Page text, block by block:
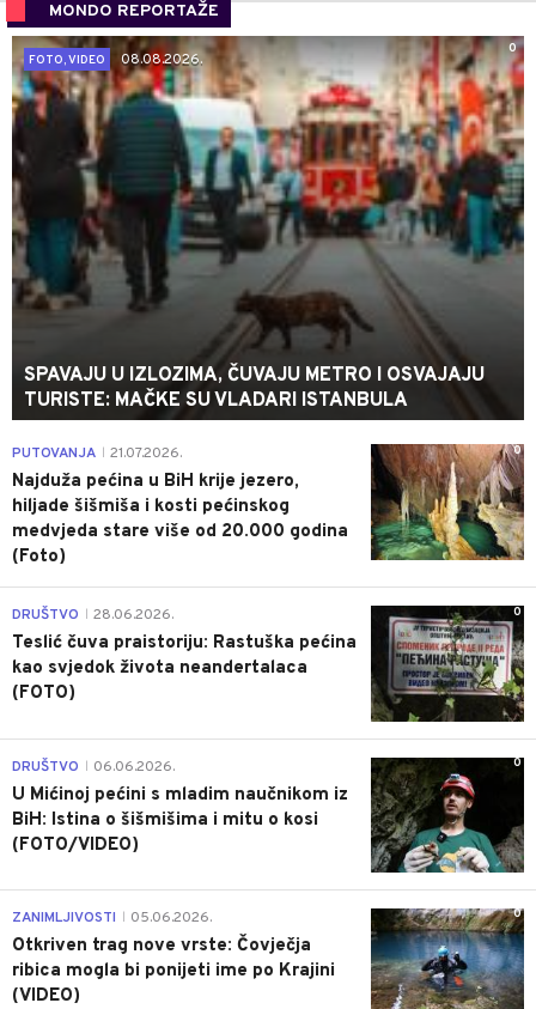
MONDO REPORTAŽE
0
FOTO, VIDEO
08.08.2026.
SPAVAJU U IZLOZIMA, ČUVAJU METRO I OSVAJAJU
TURISTE: MAČKE SU VLADARI ISTANBULA
0
PUTOVANJA 21.07.2026.
Najduža pećina u BiH krije jezero,
hiljade šišmiša i kosti pećinskog
medvjeda stare više od 20.000 godina
(Foto)
0
DRUŠTVO 28.06.2026.
Teslić čuva praistoriju: Rastuška pećina
kao svjedok života neandertalaca
(FOTO)
0
DRUŠTVO 06.06.2026.
U Mićinoj pećini s mladim naučnikom iz
BiH: Istina o šišmišima i mitu o kosi
(FOTO/VIDEO)
0
ZANIMLJIVOSTI 05.06.2026.
Otkriven trag nove vrste: Čovječja
ribica mogla bi ponijeti ime po Krajini
(VIDEO)